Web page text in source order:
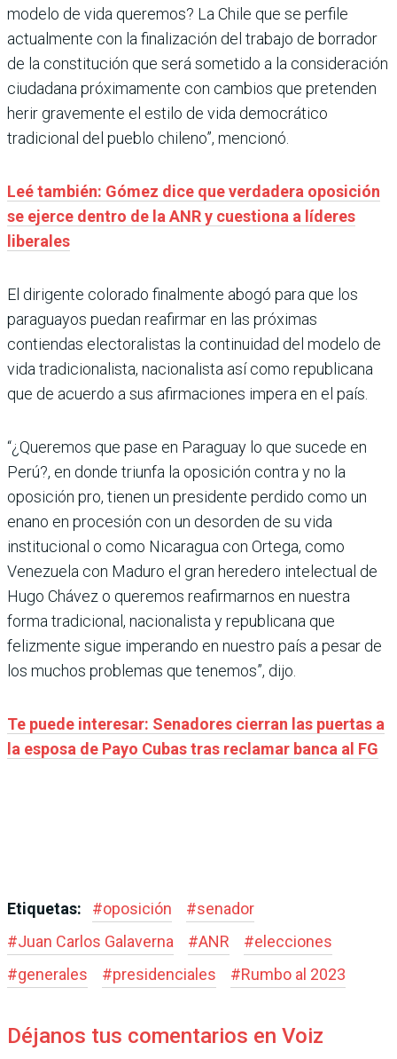
modelo de vida queremos? La Chile que se perfile
actualmente con la finalización del trabajo de borrador
de la constitución que será sometido a la consideración
ciudadana próximamente con cambios que pretenden
herir gravemente el estilo de vida democrático
tradicional del pueblo chileno”, mencionó.
Leé también: Gómez dice que verdadera oposición
se ejerce dentro de la ANR y cuestiona a líderes
liberales
El dirigente colorado finalmente abogó para que los
paraguayos puedan reafirmar en las próximas
contiendas electoralistas la continuidad del modelo de
vida tradicionalista, nacionalista así como republicana
que de acuerdo a sus afirmaciones impera en el país.
“¿Queremos que pase en Paraguay lo que sucede en
Perú?, en donde triunfa la oposición contra y no la
oposición pro, tienen un presidente perdido como un
enano en procesión con un desorden de su vida
institucional o como Nicaragua con Ortega, como
Venezuela con Maduro el gran heredero intelectual de
Hugo Chávez o queremos reafirmarnos en nuestra
forma tradicional, nacionalista y republicana que
felizmente sigue imperando en nuestro país a pesar de
los muchos problemas que tenemos”, dijo.
Te puede interesar: Senadores cierran las puertas a
la esposa de Payo Cubas tras reclamar banca al FG
Etiquetas: #oposición #senador
#Juan Carlos Galaverna #ANR #elecciones
#generales #presidenciales #Rumbo al 2023
Déjanos tus comentarios en Voiz